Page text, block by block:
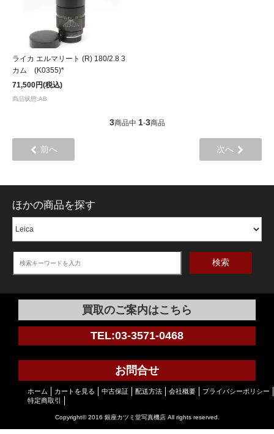
ライカ エルマリート (R) 180/2.8 3
カム (K0355)*
71,500円(税込)
商品状態:AB
3商品中 1-3商品
前へ 次へ
ほかの商品を探す
検索
買取のご案内はこちら
TEL:03-3571-0468
お問合せ
ホーム カートを見る 中古保証 配送方法 会社概要
プライバシーポリシー
特定商取引
Copyright© 2016 銀座カツミ堂写真機店 All rights reserved.